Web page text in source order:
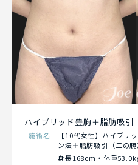
ハイブリッド豊胸＋脂肪吸引
施術名
【10代女性】ハイブリ
ン法＋脂肪吸引（二の
身長168cm・体重